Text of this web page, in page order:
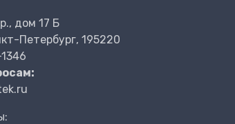
дом 17 Б
Петербург, 195220